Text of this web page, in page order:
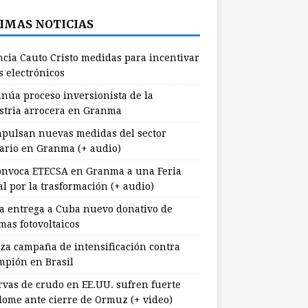
NOTICIAS
Cauto Cristo medidas para incentivar
electrónicos
proceso inversionista de la
arrocera en Granma
nuevas medidas del sector
en Granma (+ audio)
ETECSA en Granma a una Feria
por la trasformación (+ audio)
entrega a Cuba nuevo donativo de
fotovoltaicos
campaña de intensificación contra
en Brasil
de crudo en EE.UU. sufren fuerte
ante cierre de Ormuz (+ video)